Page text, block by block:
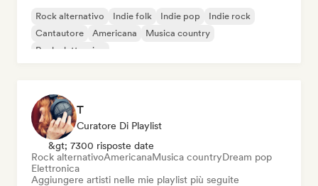
Rock alternativo Indie folk Indie pop
Indie rock
Cantautore
Americana
Musica country
Rock elettronico
T
Curatore Di Playlist
&gt; 7300 risposte date
Rock alternativoAmericanaMusica countryDream pop
Elettronica
Aggiungere artisti nelle mie playlist più seguite